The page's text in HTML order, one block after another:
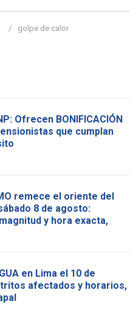
golpe de calor
Ofrecen BONIFICACIÓN
que cumplan
remece el oriente del
8 de agosto:
y hora exacta,
en Lima el 10 de
afectados y horarios,